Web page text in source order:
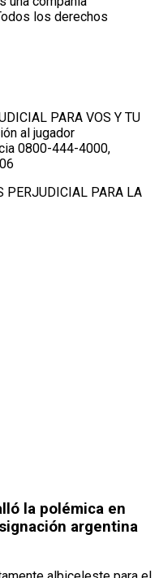
los derechos
PARA VOS Y TU
al jugador
0800-444-4000,
PERJUDICIAL PARA LA
la polémica en
argentina